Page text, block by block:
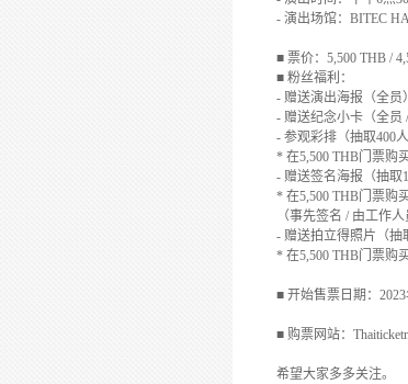
- 演出场馆： BITEC
■ 票价： 5,500 THB /
■ 粉丝福利：
- 赠送演出海报 （全员）
- 赠送纪念小卡 （全员
- 参观彩排 （抽取400人
* 在5,500 THB门票购
- 赠送签名海报 （抽取
* 在5,500 THB门票购
（事先签名 / 由工作人
- 赠送拍立得照片 （抽
* 在5,500 THB门票购
■ 开始售票 日期： 2023
■ 购票网站：
希望大家多多关注。